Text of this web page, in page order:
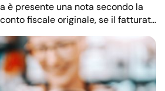
è presente una nota secondo la
fiscale originale, se il fatturato
di riferimento può riferirsi
cui è stato contabilizzato il
121 (BI è il numero di ritaglio